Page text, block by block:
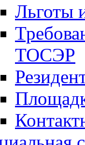
Льготы
ТОСЭР